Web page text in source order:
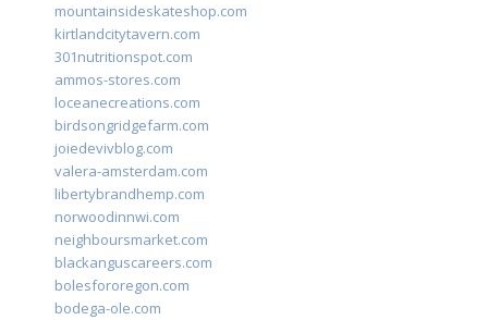
mountainsideskateshop.com
kirtlandcitytavern.com
301nutritionspot.com
ammos-stores.com
loceanecreations.com
birdsongridgefarm.com
joiedevivblog.com
valera-amsterdam.com
libertybrandhemp.com
norwoodinnwi.com
neighboursmarket.com
blackanguscareers.com
bolesfororegon.com
bodega-ole.com